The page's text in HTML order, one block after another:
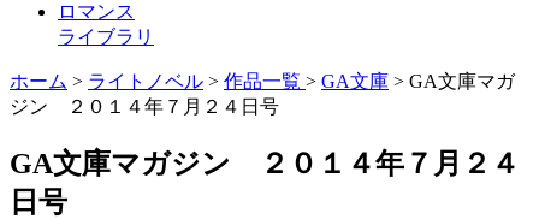
ロマンス
ライブラリ
ホーム > ライトノベル > 作品一覧 > GA文庫 > GA文庫マガ
ジン ２０１４年７月２４日号
GA文庫マガジン ２０１４年７月２４
日号